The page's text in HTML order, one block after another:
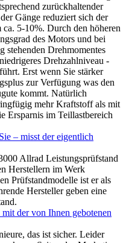
zurückhaltender
Gänge reduziert sich der
5-10%. Durch den höheren
des Motors und bei
stehenden Drehmomentes
Drehzahlniveau -
Erst wenn Sie stärker
zur Verfügung was den
kommt. Natürlich
mehr Kraftstoff als mit
Ersparnis im Teillastbereich
– misst der eigentlich
Allrad Leistungsprüfstand
Herstellern im Werk
Prüfstandmodelle ist er als
Hersteller geben eine
der von Ihnen gebotenen
das ist sicher. Leider